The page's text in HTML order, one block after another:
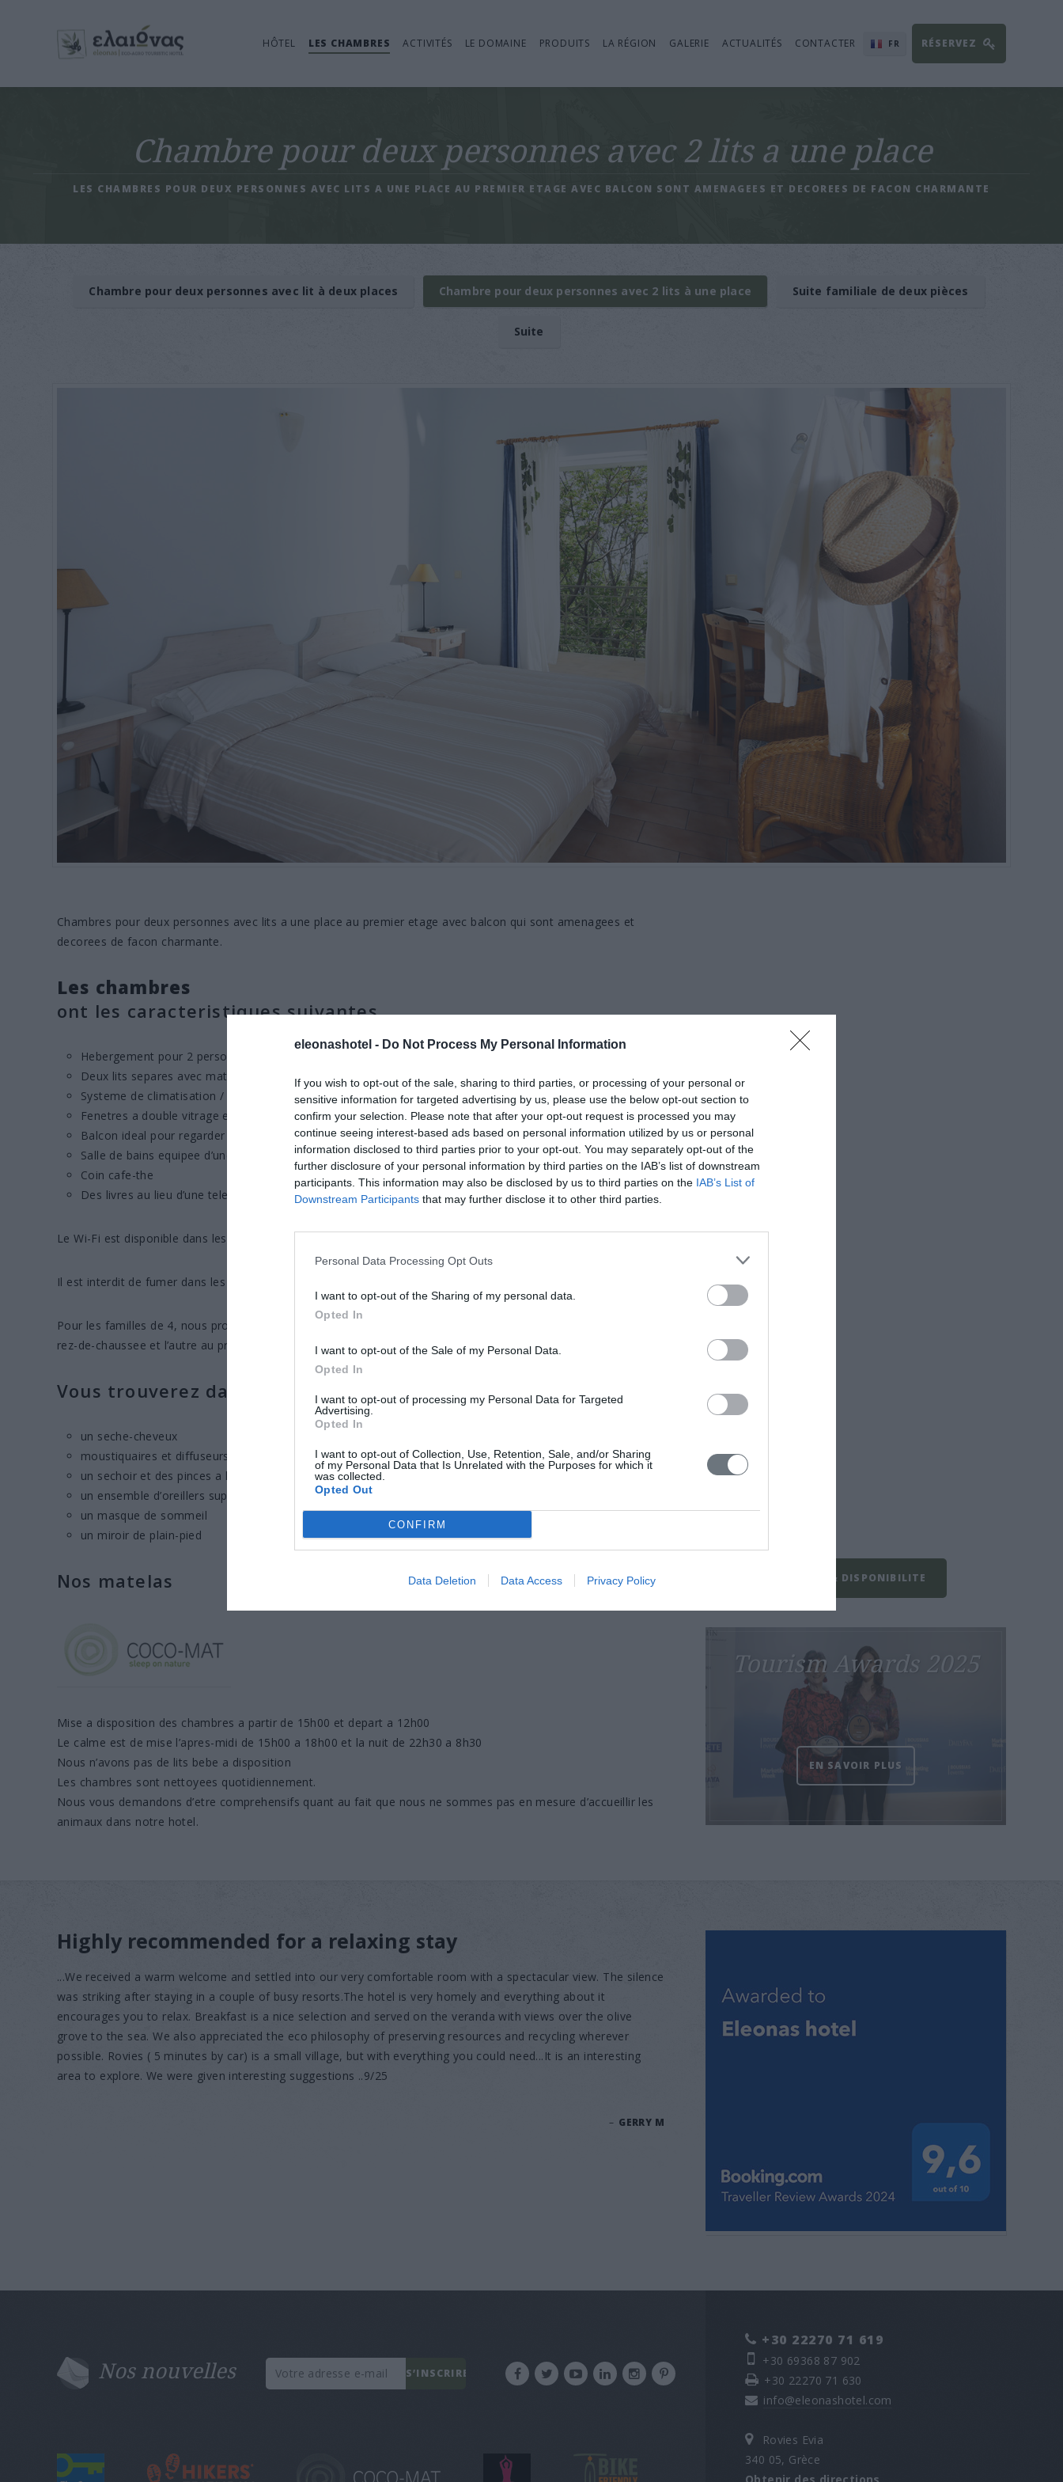
eleonashotel - Do Not Process My Personal Information
If you wish to opt-out of the sale, sharing to third parties, or processing of your personal or
sensitive information for targeted advertising by us, please use the below opt-out section to
confirm your selection. Please note that after your opt-out request is processed you may
continue seeing interest-based ads based on personal information utilized by us or personal
information disclosed to third parties prior to your opt-out. You may separately opt-out of the
further disclosure of your personal information by third parties on the IAB’s list of downstream
participants. This information may also be disclosed by us to third parties on the IAB’s List of
Downstream Participants that may further disclose it to other third parties.
Personal Data Processing Opt Outs
I want to opt-out of the Sharing of my personal data.
Opted In
I want to opt-out of the Sale of my Personal Data.
Opted In
I want to opt-out of processing my Personal Data for Targeted
Advertising.
Opted In
I want to opt-out of Collection, Use, Retention, Sale, and/or Sharing
of my Personal Data that Is Unrelated with the Purposes for which it
was collected.
Opted Out
CONFIRM
Data Deletion Data Access Privacy Policy
HÔTEL LES CHAMBRES ACTIVITÉS LE DOMAINE PRODUITS LA RÉGION GALERIE ACTUALITÉS CONTACTER FR RÉSERVEZ
Chambre pour deux personnes avec 2 lits a une place
LES CHAMBRES POUR DEUX PERSONNES AVEC LITS A UNE PLACE AU PREMIER ETAGE AVEC BALCON SONT AMENAGEES ET DECOREES DE FACON CHARMANTE
Chambre pour deux personnes avec lit à deux places Chambre pour deux personnes avec 2 lits à une place Suite familiale de deux pièces
Suite
Chambres pour deux personnes avec lits a une place au premier etage avec balcon qui sont amenagees et
decorees de facon charmante.
Les chambres
ont les caracteristiques suivantes
Hebergement pour 2 personnes
Deux lits separes avec matelas a memoire de forme
Systeme de climatisation / chauffage et ventilateur de plafond
Fenetres a double vitrage et volets
Balcon ideal pour regarder le coucher du soleil
Salle de bains equipee d’une baignoire
Coin cafe-the
Des livres au lieu d’une television
Le Wi-Fi est disponible dans les pieces communes (salon, coin bureau et jardin).
Il est interdit de fumer dans les chambres.
Pour les familles de 4, nous proposons soit des chambres familiales, soit deux chambres adjacentes. Une au
rez-de-chaussee et l’autre au premier etage.
Vous trouverez dans votre chambre
un seche-cheveux
moustiquaires et diffuseurs anti-moustiques
un sechoir et des pinces a linge
un ensemble d’oreillers supplementaires
un masque de sommeil
un miroir de plain-pied
Nos matelas
Mise a disposition des chambres a partir de 15h00 et depart a 12h00
Le calme est de mise l’apres-midi de 15h00 a 18h00 et la nuit de 22h30 a 8h30
Nous n’avons pas de lits bebe a disposition
Les chambres sont nettoyees quotidiennement.
Nous vous demandons d’etre comprehensifs quant au fait que nous ne sommes pas en mesure d’accueillir les
animaux dans notre hotel.
TARIFS & DISPONIBILITE
Tourism Awards 2025
EN SAVOIR PLUS
Highly recommended for a relaxing stay
...We received a warm welcome and settled into our very comfortable room with a spectacular view. The silence
was striking after staying in a couple of busy resorts.The hotel is very homely and everything about it
encourages you to relax. Breakfast is a nice selection and served on the veranda with views over the olive
grove to the sea. We also appreciated the eco philosophy of preserving resources and recycling wherever
possible. Rovies ( 5 minutes by car) is a small village, but with everything you could need...It is an interesting
area to explore. We were given interesting suggestions ..9/25
– GERRY M
Nos nouvelles S’INSCRIRE
+30 22270 71 619
+30 69368 87 902
+30 22270 71 630
info@eleonashotel.com
Rovies Evia
340 05, Grèce